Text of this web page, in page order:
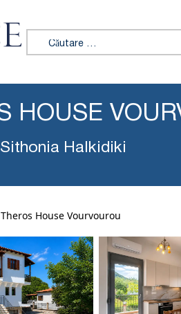
Caută:
HOUSE
Halkidiki
Theros House Vourvourou